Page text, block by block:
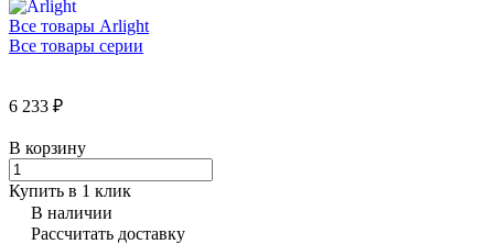
Все товары Arlight
Все товары серии
6 233 ₽
В корзину
Купить в 1 клик
В наличии
Рассчитать доставку